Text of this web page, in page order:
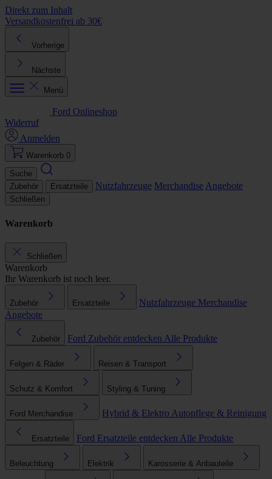
Direkt zum Inhalt
Versandkostenfrei ab 30€
Vorherige
Nächste
Menü
Ford Onlineshop
Widerruf
Anmelden
Warenkorb 0
Suche
Zubehör
Ersatzteile Nutzfahrzeuge Merchandise Angebote
Schließen
Warenkorb
Schließen
Warenkorb
Ihr Warenkorb ist noch leer.
Zubehör Ersatzteile Nutzfahrzeuge Merchandise
Angebote
Zubehör Ford Zubehör entdecken Alle Produkte
Felgen & Räder Reisen & Transport
Schutz & Komfort Styling & Tuning
Ford Merchandise Hybrid & Elektro Autopflege & Reinigung
Ersatzteile Ford Ersatzteile entdecken Alle Produkte
Beleuchtung Elektrik Karosserie & Anbauteile